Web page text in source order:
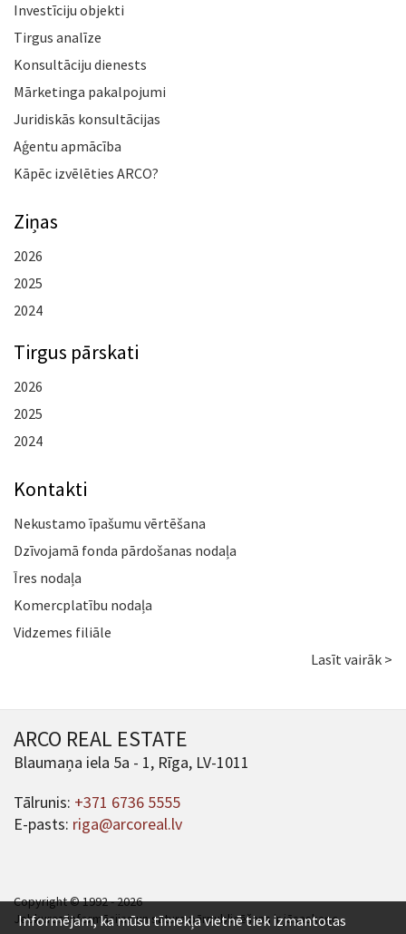
Investīciju objekti
Tirgus analīze
Konsultāciju dienests
Mārketinga pakalpojumi
Juridiskās konsultācijas
Aģentu apmācība
Kāpēc izvēlēties ARCO?
Ziņas
2026
2025
2024
Tirgus pārskati
2026
2025
2024
Kontakti
Nekustamo īpašumu vērtēšana
Dzīvojamā fonda pārdošanas nodaļa
Īres nodaļa
Komercplatību nodaļa
Vidzemes filiāle
Lasīt vairāk >
ARCO REAL ESTATE
Blaumaņa iela 5a - 1, Rīga, LV-1011
Tālrunis: +371 6736 5555
E-pasts: riga@arcoreal.lv
Copyright © 1992 - 2026
Jebkuras informācijas un satura pārpublicēšana ir jāsaskaņo.
Informējam, ka mūsu tīmekļa vietnē tiek izmantotas